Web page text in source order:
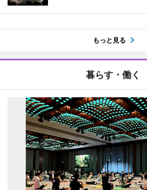
もっと見る
暮らす・働く